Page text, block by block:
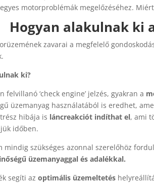
motorproblémák megelőzéséhez.
Hogyan alakulnak ki
zavarai a megfelelő
ki?
felvillanó ‘check engine’ jelzés, gyakran a
üzemanyag használatából is eredhet,
hibája is láncreakciót indíthat el, ami
időben.
mindig szükséges azonnal szerelőhöz
üzemanyaggal és adalékkal.
segíti azoptimális üzemeltetés